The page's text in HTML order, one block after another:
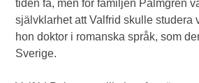
tiden få, men för familjen Palmgren
självklarhet att Valfrid skulle studera
hon doktor i romanska språk, som
Sverige.